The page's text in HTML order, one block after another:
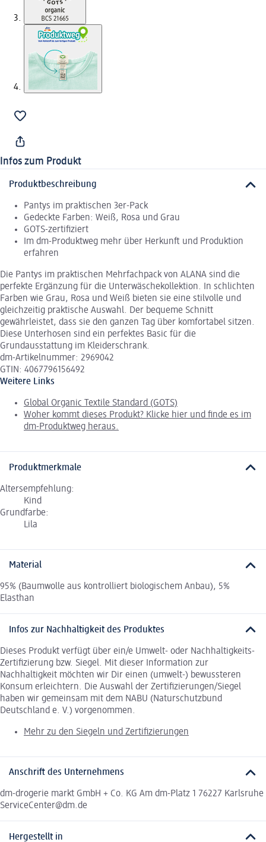
Infos zum Produkt
Produktbeschreibung
Pantys im praktischen 3er-Pack
Gedeckte Farben: Weiß, Rosa und Grau
GOTS-zertifiziert
Im dm-Produktweg mehr über Herkunft und Produktion
erfahren
Die Pantys im praktischen Mehrfachpack von ALANA sind die
perfekte Ergänzung für die Unterwäschekollektion. In schlichten
Farben wie Grau, Rosa und Weiß bieten sie eine stilvolle und
gleichzeitig praktische Auswahl. Der bequeme Schnitt
gewährleistet, dass sie den ganzen Tag über komfortabel sitzen.
Diese Unterhosen sind ein perfektes Basic für die
Grundausstattung im Kleiderschrank.
dm-Artikelnummer: 2969042
GTIN: 4067796156492
Weitere Links
Global Organic Textile Standard (GOTS)
Woher kommt dieses Produkt? Klicke hier und finde es im
dm-Produktweg heraus.
Produktmerkmale
Altersempfehlung:
Kind
Grundfarbe:
Lila
Material
95% (Baumwolle aus kontrolliert biologischem Anbau), 5%
Elasthan
Infos zur Nachhaltigkeit des Produktes
Dieses Produkt verfügt über ein/e Umwelt- oder Nachhaltigkeits-
Zertifizierung bzw. Siegel. Mit dieser Information zur
Nachhaltigkeit möchten wir Dir einen (umwelt-) bewussteren
Konsum erleichtern. Die Auswahl der Zertifizierungen/Siegel
haben wir gemeinsam mit dem NABU (Naturschutzbund
Deutschland e. V.) vorgenommen.
Mehr zu den Siegeln und Zertifizierungen
Anschrift des Unternehmens
dm-drogerie markt GmbH + Co. KG Am dm-Platz 1 76227 Karlsruhe
ServiceCenter@dm.de
Hergestellt in